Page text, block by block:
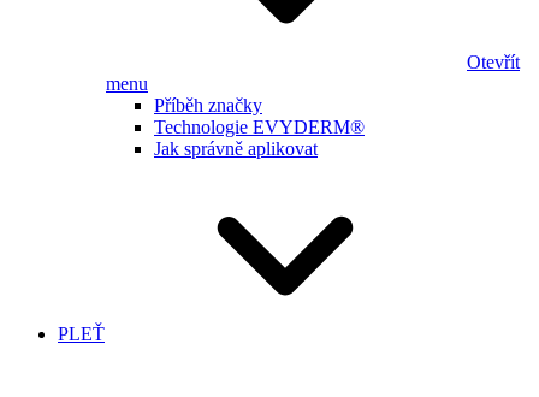
Otevřít
menu
Příběh značky
Technologie EVYDERM®
Jak správně aplikovat
PLEŤ